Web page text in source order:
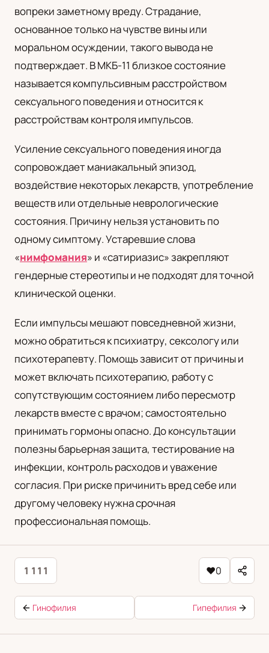
вопреки заметному вреду. Страдание,
основанное только на чувстве вины или
моральном осуждении, такого вывода не
подтверждает. В МКБ-11 близкое состояние
называется компульсивным расстройством
сексуального поведения и относится к
расстройствам контроля импульсов.
Усиление сексуального поведения иногда
сопровождает маниакальный эпизод,
воздействие некоторых лекарств, употребление
веществ или отдельные неврологические
состояния. Причину нельзя установить по
одному симптому. Устаревшие слова
«нимфомания» и «сатириазис» закрепляют
гендерные стереотипы и не подходят для точной
клинической оценки.
Если импульсы мешают повседневной жизни,
можно обратиться к психиатру, сексологу или
психотерапевту. Помощь зависит от причины и
может включать психотерапию, работу с
сопутствующим состоянием либо пересмотр
лекарств вместе с врачом; самостоятельно
принимать гормоны опасно. До консультации
полезны барьерная защита, тестирование на
инфекции, контроль расходов и уважение
согласия. При риске причинить вред себе или
другому человеку нужна срочная
профессиональная помощь.
1 111 ♥0
Гинофилия Гипефилия